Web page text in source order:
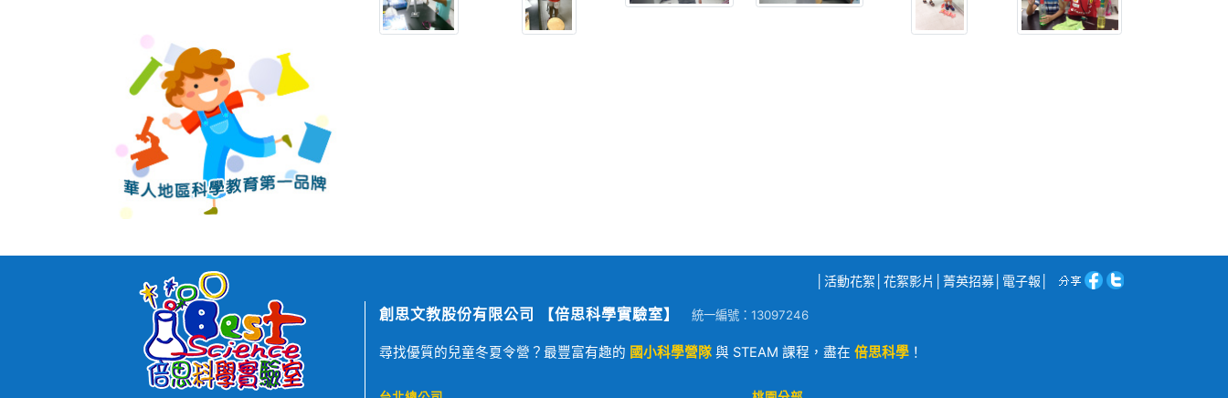
活動花絮 花絮影片 菁英招募 電子報
創思文教股份有限公司 【倍思科學實驗室】 統一編號：13097246
尋找優質的兒童冬夏令營？最豐富有趣的 國小科學營隊 與 STEAM 課程，盡在 倍思科學 ！